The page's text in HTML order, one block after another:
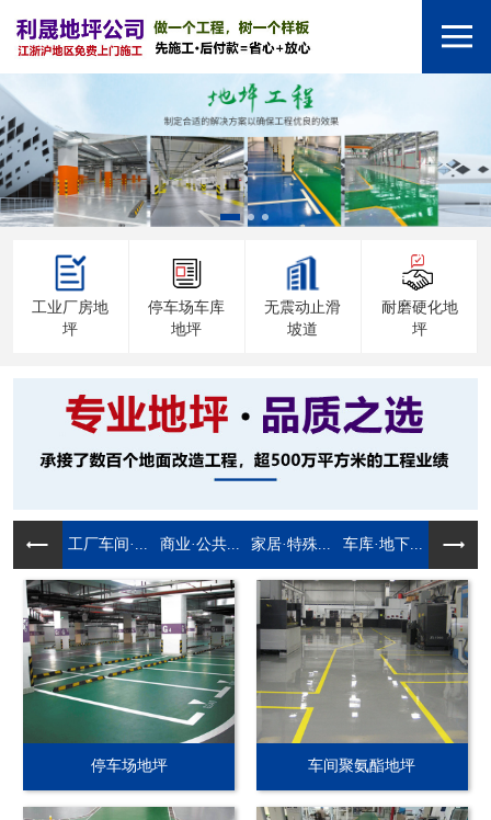
工业厂房地
坪
停车场车库
地坪
无震动止滑
坡道
耐磨硬化地
坪
工厂车间·... 商业·公共... 家居·特殊... 车库·地下...
停车场地坪 车间聚氨酯地坪